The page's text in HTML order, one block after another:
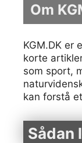
Om
KGM.DK er
korte
som sport,
kan forstå
Sådan